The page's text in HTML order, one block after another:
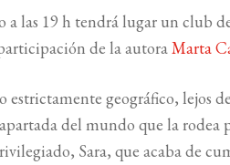
a las 19 h tendrá lugar un club
de la autoraMarta
geográfico, lejos
del mundo que la rodea
Sara, que acaba de